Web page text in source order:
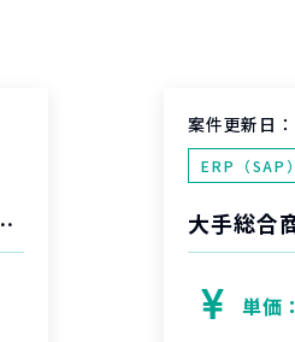
ける業務整理・業務設計案件
案件更新日：
ERP（SAP）
単価：